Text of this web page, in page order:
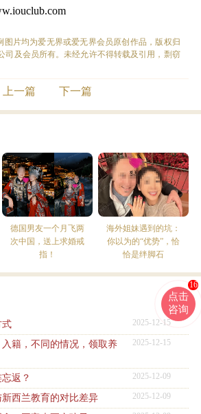
片均为爱无界或爱无界会员原创作品，版权归
司及会员所有。未经允许不得转载及引用，剽窃
上一篇 下一篇
德国男友一个月飞两
次中国，送上求婚戒
指！
海外姐妹遇到的坑：
你以为的“优势”，恰
恰是绊脚石
式 2025-12-15
籍，不同的情况，领取养
2025-12-15
返？ 2025-12-09
西兰教育的对比差异 2025-12-09
点击
咨询
16